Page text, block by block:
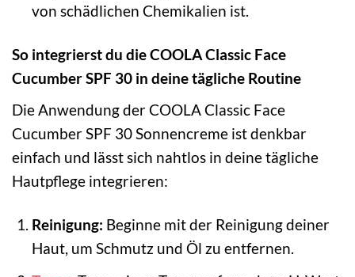
von schädlichen Chemikalien ist.
So integrierst du die COOLA Classic Face
Cucumber SPF 30 in deine tägliche Routine
Die Anwendung der COOLA Classic Face
Cucumber SPF 30 Sonnencreme ist denkbar
einfach und lässt sich nahtlos in deine tägliche
Hautpflege integrieren:
Reinigung: Beginne mit der Reinigung deiner
Haut, um Schmutz und Öl zu entfernen.